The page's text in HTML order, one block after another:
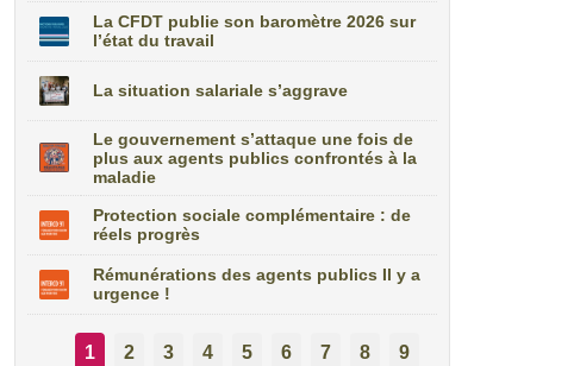
La CFDT publie son baromètre 2026 sur
l’état du travail
La situation salariale s’aggrave
Le gouvernement s’attaque une fois de
plus aux agents publics confrontés à la
maladie
Protection sociale complémentaire : de
réels progrès
Rémunérations des agents publics Il y a
urgence !
1 2 3 4 5 6 7 8 9